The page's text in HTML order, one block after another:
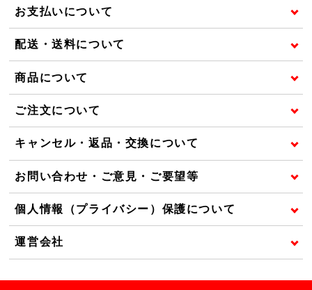
お支払いについて
配送・送料について
商品について
ご注文について
キャンセル・返品・交換について
お問い合わせ・ご意見・ご要望等
個人情報（プライバシー）保護について
運営会社